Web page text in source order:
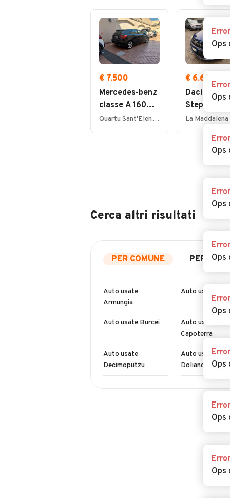
€ 7.500
Mercedes-benz
classe A 160
CDI Sport
Quartu Sant'Elena (CA)
€ 6.600
Dacia
Stepway
TCe 12V 90
La
Cerca altri risultati
PER COMUNE PER
Auto usate
Armungia
Auto usate
Auto usate Burcei
Auto usate
Capoterra
Auto usate
Decimoputzu
Auto usate
Dolianova
Auto usate Elmas
Auto usate
Auto usate
Auto usate Isili
Auto usate
Error
Ops
Error
Ops
Error
Ops
Error
Ops
Error
Ops
Error
Ops
Error
Ops
Error
Ops
Error
Ops